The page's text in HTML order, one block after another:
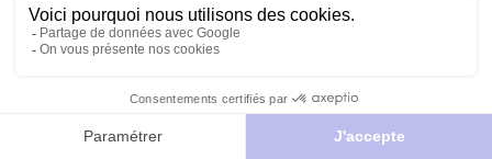
Établissement des comptes annuels (bilans, comptes de
Réalisation d'entretiens de suivi trimestriels avec les
clients
Postuler
vers le site
partenaire
Je
Postuler